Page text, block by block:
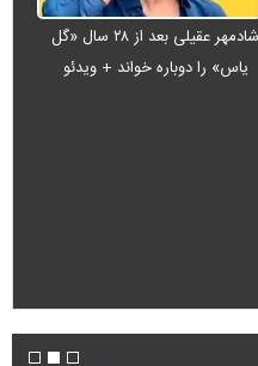
شادمهر عقیلی بعد از ۲۸ سال «گل
یاس» را دوباره خواند + ویدئو